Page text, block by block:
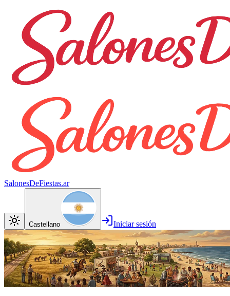
SalonesDeFiestas.ar
Castellano Iniciar sesión